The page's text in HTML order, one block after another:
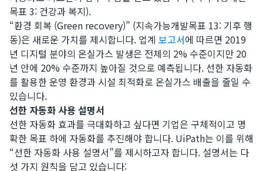
목표 3: 건강과 복지).
“환경 회복 (Green recovery)” (지속가능개발목표 13: 기후 행
동)은 새로운 가치를 제시합니다. 업계 보고서에 따르면 2019
년 디지털 분야의 온실가스 발생은 전체의 2% 수준이지만 20
년 안에 20% 수준까지 높아질 것으로 예측됩니다. 선한 자동화
를 활용한 운영 환경과 시설 최적화로 온실가스 배출을 줄일 수
있습니다.
선한 자동화 사용 설명서
선한 자동화 효과를 극대화하고 싶다면 기업은 구체적이고 명
확한 목표 하에 자동화를 추진해야 합니다. UiPath는 이를 위해
“선한 자동화 사용 설명서”를 제시하고자 합니다. 설명서는 다
섯 가지 원칙을 담고 있습니다: